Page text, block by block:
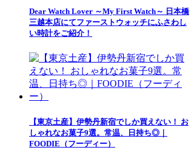
Dear Watch Lover ～My First Watch～ 日本橋
三越本店にてファーストウォッチにふさわし
い時計をご紹介！
【東京土産】伊勢丹新宿でしか買えない！ お
しゃれなお菓子9選。常温、日持ち◎｜
FOODIE（フーディー）